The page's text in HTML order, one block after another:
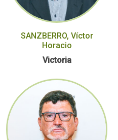
SANZBERRO, Víctor
Horacio
Victoria